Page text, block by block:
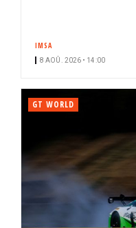
IMSA
8 AOÛ. 2026 • 14:00
GT WORLD